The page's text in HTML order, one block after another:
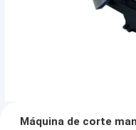
Máquina de corte